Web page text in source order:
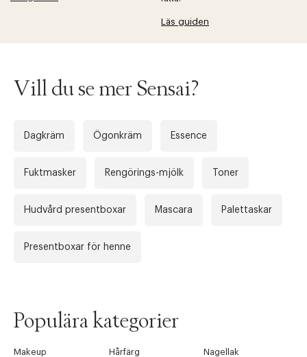
Läs guiden
Vill du se mer Sensai?
Dagkräm Ögonkräm Essence
Fuktmasker Rengörings-mjölk Toner
Hudvård presentboxar Mascara Palettaskar
Presentboxar för henne
Populära kategorier
Makeup Hårfärg
Nagellak